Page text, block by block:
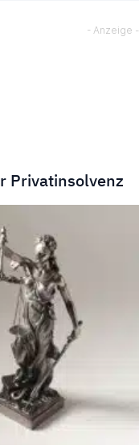
Privatinsolvenz